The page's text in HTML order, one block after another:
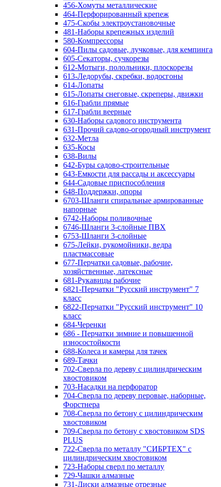
456-Хомуты металлические
464-Перфорированный крепеж
475-Скобы электроустановочные
481-Наборы крепежных изделий
580-Компрессоры
604-Пилы садовые, лучковые, для кемпинга
605-Секаторы, сучкорезы
612-Мотыги, полольники, плоскорезы
613-Ледорубы, скребки, водосгоны
614-Лопаты
615-Лопаты снеговые, скреперы, движки
616-Грабли прямые
617-Грабли веерные
630-Наборы садового инструмента
631-Прочий садово-огородный инструмент
632-Метла
635-Косы
638-Вилы
642-Буры садово-строительные
643-Емкости для рассады и аксессуары
644-Садовые приспособления
648-Поддержки, опоры
6703-Шланги спиральные армированные
напорные
6742-Наборы поливочные
6746-Шланги 3-слойные ПВХ
6753-Шланги 3-слойные
675-Лейки, рукомойники, ведра
пластмассовые
677-Перчатки садовые, рабочие,
хозяйственные, латексные
681-Рукавицы рабочие
6821-Перчатки "Русский инструмент" 7
класс
6822-Перчатки "Русский инструмент" 10
класс
684-Черенки
686 - Перчатки зимние и повышенной
износостойкости
688-Колеса и камеры для тачек
689-Тачки
702-Сверла по дереву с цилиндрическим
хвостовиком
703-Насадки на перфоратор
704-Сверла по дереву перовые, наборные,
Форстнера
708-Сверла по бетону с цилиндрическим
хвостовиком
709-Сверла по бетону с хвостовиком SDS
PLUS
722-Сверла по металлу "СИБРТЕХ" с
цилиндрическим хвостовиком
723-Наборы сверл по металлу
729-Чашки алмазные
731-Диски алмазные отрезные